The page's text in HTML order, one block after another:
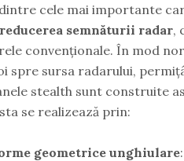
cele mai importante
reducerea semnăturii radar,
convenționale. În mod
spre sursa radarului,
stealth sunt construite
se realizează prin:
geometrice unghiulare